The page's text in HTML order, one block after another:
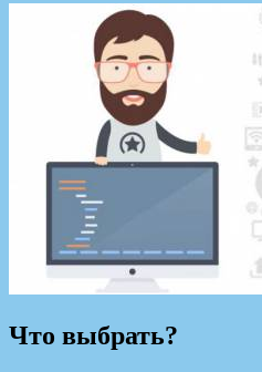
Что выбрать?